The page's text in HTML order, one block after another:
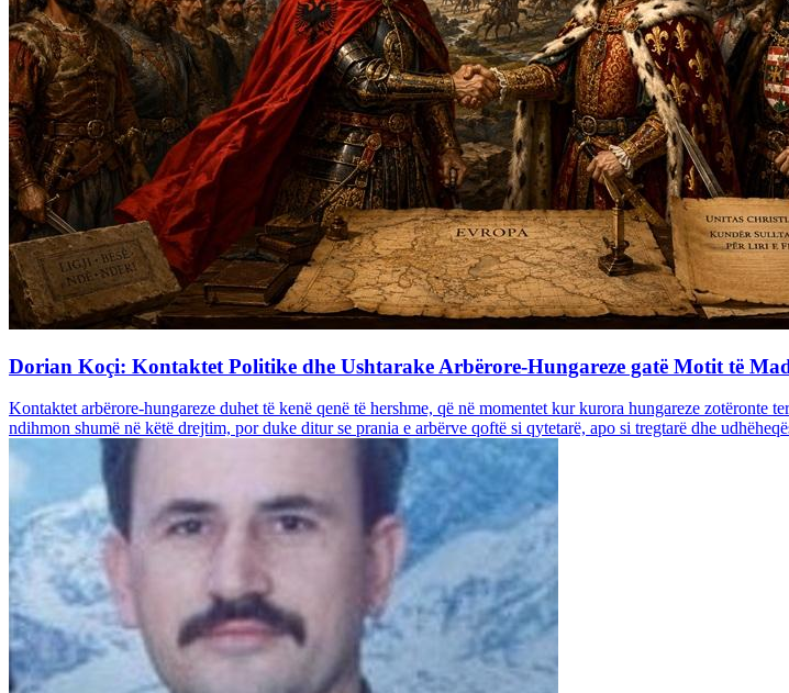
Dorian Koçi: Kontaktet Politike dhe Ushtarake Arbërore-Hungareze gatë Motit të
Kontaktet arbërore-hungareze duhet të kenë qenë të hershme, që në momentet kur kurora hungareze
ndihmon shumë në këtë drejtim, por duke ditur se prania e arbërve qoftë si qytetarë, apo si tregtarë dhe